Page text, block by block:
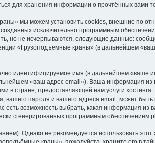
для хранения информации о прочтённых вами
мы можем установить cookies, внешние по
созданных исключительно программным
но не исчерпываются, следующие данные:
«Грузоподъёмные краны» (в дальнейшем
идентифицируемое имя (в дальнейшем «ваше
«ваш адрес email»). Ваша информация
в стране, предоставляющей нам услуги
пароля и вашего адреса email, может
возможность выбрать, какая информация из
сгенерированных программным обеспечением
Однако не рекомендуется использовать этот